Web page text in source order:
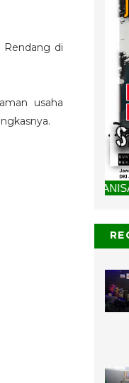
Rendang di
usaha
ORGANISASI PERS